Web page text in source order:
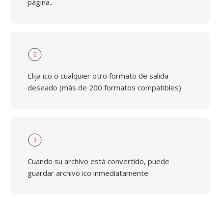
página..
2
Elija ico o cualquier otro formato de salida
deseado (más de 200 formatos compatibles)
3
Cuando su archivo está convertido, puede
guardar archivo ico inmediatamente